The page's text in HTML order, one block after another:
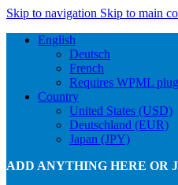
Skip to navigation Skip to main
English
Deutsch
French
Requires WPML
Country
United States (USD)
Deutschland (EUR)
Japan (JPY)
ADD ANYTHING HERE OR